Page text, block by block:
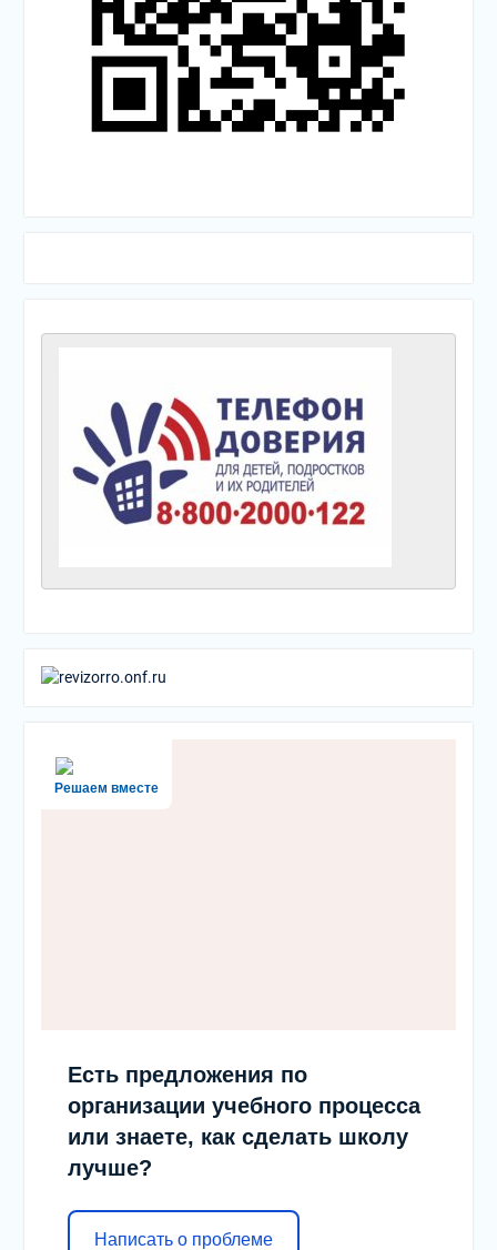
Решаем вместе
Есть предложения по
организации учебного процесса
или знаете, как сделать школу
лучше?
Написать о проблеме